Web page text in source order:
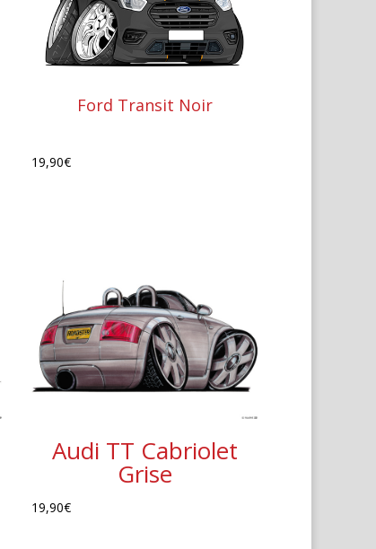
Ford Transit Noir
19,90€
Audi TT Cabriolet
Grise
19,90€